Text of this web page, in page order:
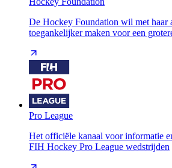
De Hockey Foundation wil met haar
toegankelijker maken voor een
Pro League
Het officiële kanaal voor informatie
FIH Hockey Pro League wedstrijden